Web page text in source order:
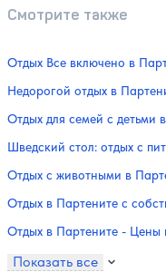
Смотрите также
Отдых Все включено в
Недорогой отдых в
Отдых для семей с детьми
Шведский стол: отдых с
Отдых с животными в
Отдых в Партените с
Отдых в Партените - Цены
Показать все